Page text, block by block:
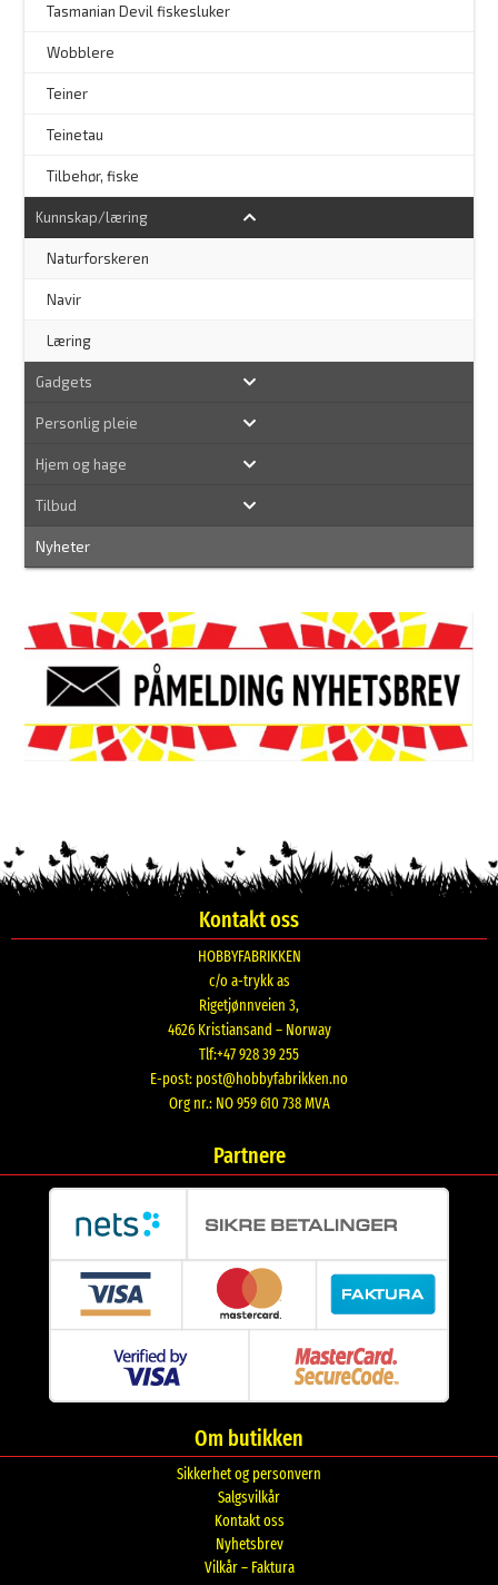
Tasmanian Devil fiskesluker
Wobblere
Teiner
Teinetau
Tilbehør, fiske
Kunnskap/læring
Naturforskeren
Navir
Læring
Gadgets
Personlig pleie
Hjem og hage
Tilbud
Nyheter
Kontakt oss
HOBBYFABRIKKEN
c/o a-trykk as
Rigetjønnveien 3,
4626 Kristiansand – Norway
Tlf:+47 928 39 255
E-post: post@hobbyfabrikken.no
Org nr.: NO 959 610 738 MVA
Partnere
Om butikken
Sikkerhet og personvern
Salgsvilkår
Kontakt oss
Nyhetsbrev
Vilkår – Faktura